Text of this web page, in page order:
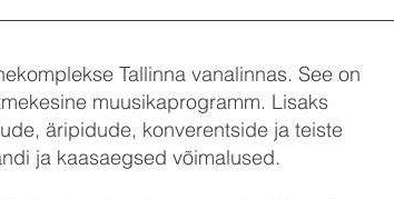
Tallinna vanalinnas. See on
muusikaprogramm. Lisaks
äripidude, konverentside ja teiste
ja kaasaegsed võimalused.